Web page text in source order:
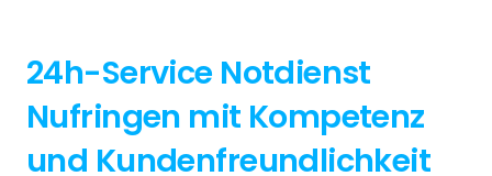
24h-Service Notdienst
Nufringen mit Kompetenz
und Kundenfreundlichkeit